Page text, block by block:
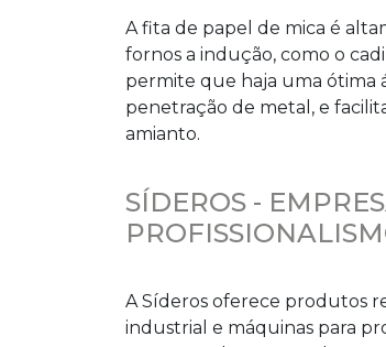
Afita de papel de mica é
fornos a indução, como o
permite que haja uma ótima
penetração de metal, e
amianto.
SÍDEROS -
A Síderos oferece produtos
industrial e máquinas para